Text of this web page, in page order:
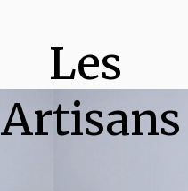
Les
Artisans